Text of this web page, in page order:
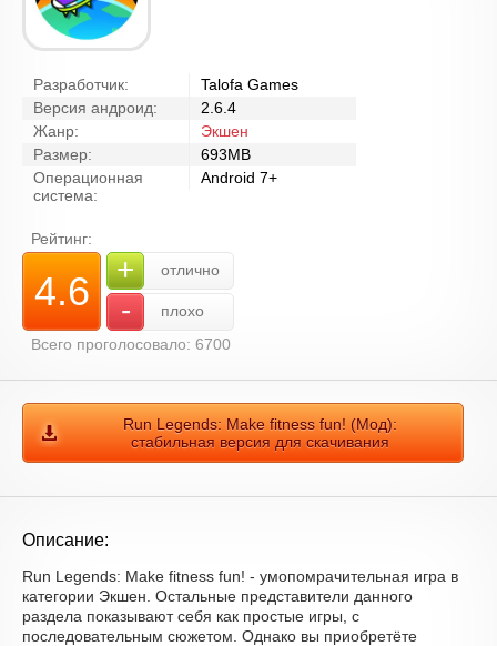
Разработчик:
Talofa Games
Версия андроид:
2.6.4
Жанр:
Экшен
Размер:
693MB
Операционная
система:
Android 7+
Рейтинг:
4.6 + отлично
-
плохо
Всего проголосовало: 6700
Run Legends: Make fitness fun! (Мод):
стабильная версия для скачивания
Описание:
Run Legends: Make fitness fun! - умопомрачительная игра в
категории Экшен. Остальные представители данного
раздела показывают себя как простые игры, с
последовательным сюжетом. Однако вы приобретёте